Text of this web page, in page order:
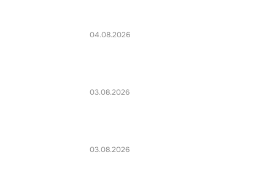
04.08.2026
03.08.2026
03.08.2026